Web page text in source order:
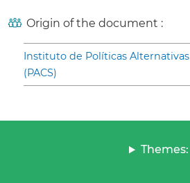
Origin of the document :
Instituto de Políticas Alternativas
(PACS)
Themes: